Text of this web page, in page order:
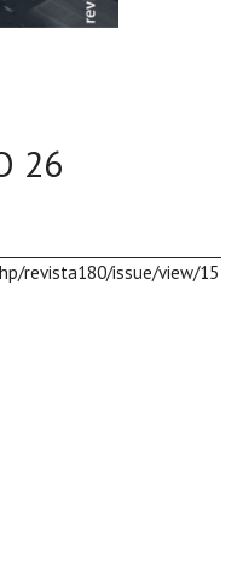
26
revista180/issue/view/15